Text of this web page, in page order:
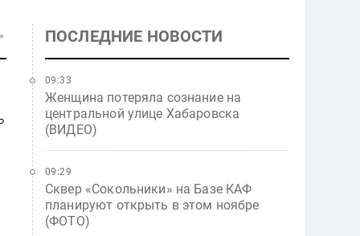
ПОСЛЕДНИЕ НОВОСТИ
Женщина потеряла сознание на
центральной улице Хабаровска
(ВИДЕО)
09:33
Сквер «Сокольники» на Базе КАФ
планируют открыть в этом ноябре
(ФОТО)
09:29